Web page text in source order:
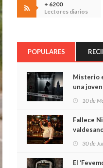
+ 6200
Lectores diarios
POPULARES
Misterio
una
cámaras
minutos
10 de
Fallece
30 de
El